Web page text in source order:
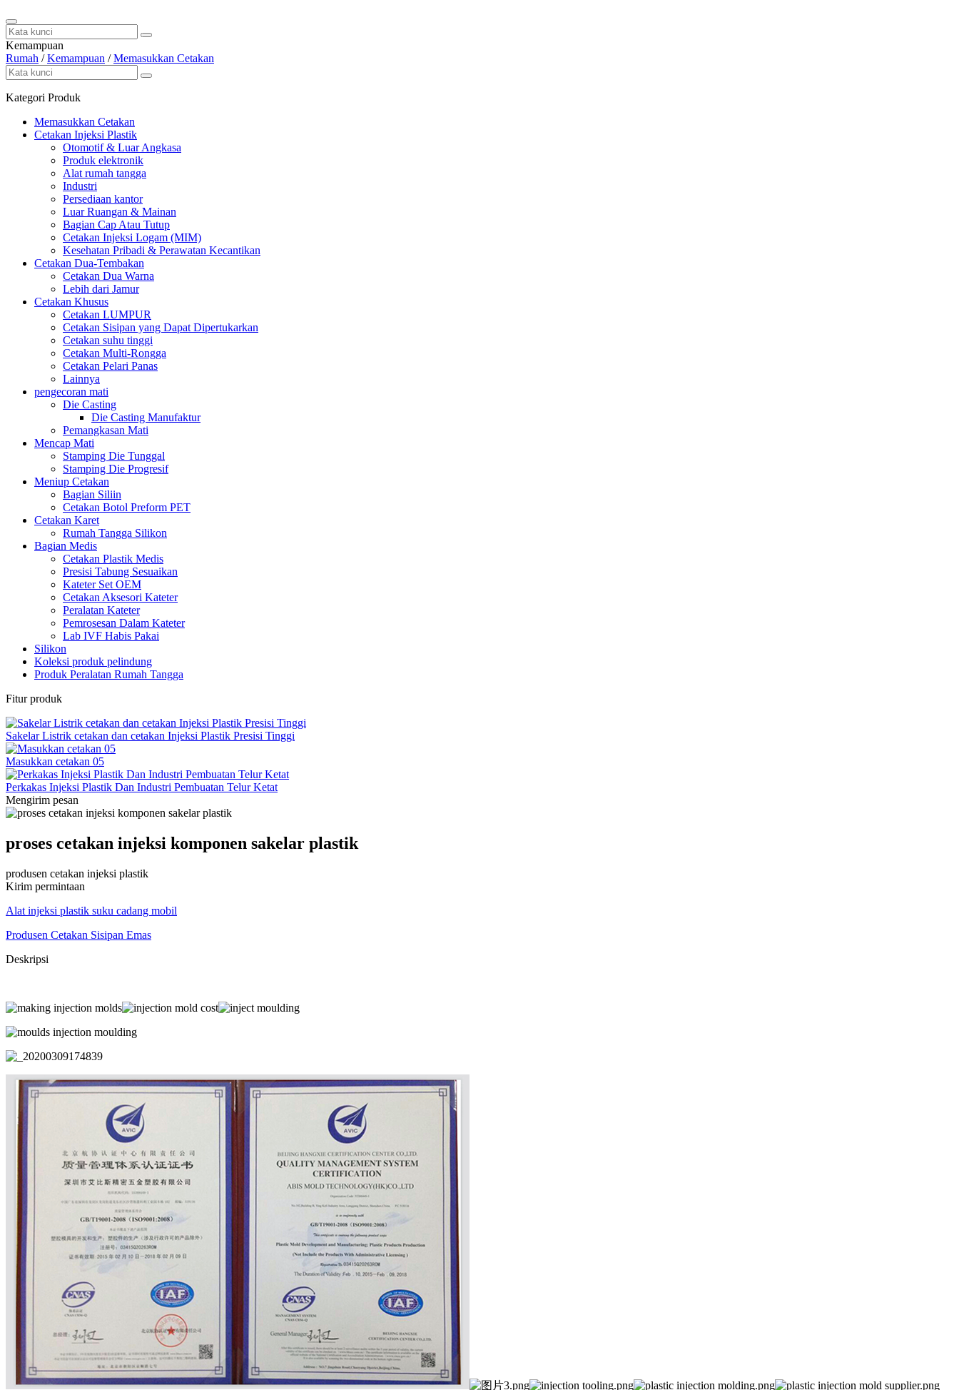
Kemampuan
Rumah /Kemampuan /Memasukkan Cetakan
Kategori Produk
Memasukkan Cetakan
Cetakan Injeksi Plastik
Otomotif & Luar Angkasa
Produk elektronik
Alat rumah tangga
Industri
Persediaan kantor
Luar Ruangan & Mainan
Bagian Cap Atau Tutup
Cetakan Injeksi Logam (MIM)
Kesehatan Pribadi & Perawatan Kecantikan
Cetakan Dua-Tembakan
Cetakan Dua Warna
Lebih dari Jamur
Cetakan Khusus
Cetakan LUMPUR
Cetakan Sisipan yang Dapat Dipertukarkan
Cetakan suhu tinggi
Cetakan Multi-Rongga
Cetakan Pelari Panas
Lainnya
pengecoran mati
Die Casting
Die Casting Manufaktur
Pemangkasan Mati
Mencap Mati
Stamping Die Tunggal
Stamping Die Progresif
Meniup Cetakan
Bagian Siliin
Cetakan Botol Preform PET
Cetakan Karet
Rumah Tangga Silikon
Bagian Medis
Cetakan Plastik Medis
Presisi Tabung Sesuaikan
Kateter Set OEM
Cetakan Aksesori Kateter
Peralatan Kateter
Pemrosesan Dalam Kateter
Lab IVF Habis Pakai
Silikon
Koleksi produk pelindung
Produk Peralatan Rumah Tangga
Fitur produk
Sakelar Listrik cetakan dan cetakan Injeksi Plastik Presisi Tinggi
Masukkan cetakan 05
Perkakas Injeksi Plastik Dan Industri Pembuatan Telur Ketat
Mengirim pesan
proses cetakan injeksi komponen sakelar plastik
produsen cetakan injeksi plastik
Kirim permintaan
Alat injeksi plastik suku cadang mobil
Produsen Cetakan Sisipan Emas
Deskripsi